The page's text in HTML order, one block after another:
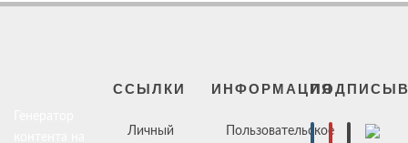
ССЫЛКИ
Личный
ИНФОРМАЦИЯ
Пользовательское